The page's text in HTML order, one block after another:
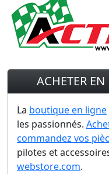
ACHETER
La boutique en ligne
les passionnés.
commandez vos
pilotes et
webstore.com.